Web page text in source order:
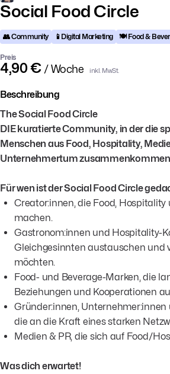
Social Food Circle
👥 Community 📱Digital Marketing 🍽️ Food &
Preis
4,90 € / Woche inkl. MwSt.
Beschreibung
The Social Food Circle
DIE kuratierte Community, in der die
Menschen aus Food, Hospitality,
Unternehmertum
Für wen ist der Social Food Circle
Creator:innen, die Food,
machen.
Gastronom:innen und Hospitality-
Gleichgesinnten austauschen und
möchten.
Food- und Beverage-Marken, die
Beziehungen und Kooperationen
Gründer:innen, Unternehmer:innen
die an die Kraft eines starken
Medien & PR, die sich auf Food/
Was dich erwartet!